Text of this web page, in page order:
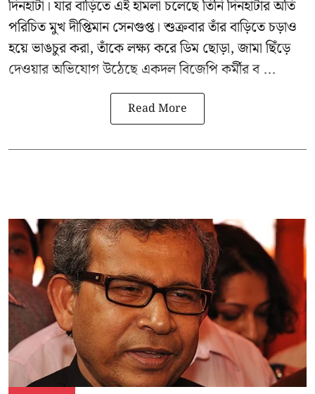
দিনহাটা। যার বাড়িতে এই হামলা চলেছে তিনি দিনহাটার অতি
পরিচিত মুখদীপ্তিমান সেনগুপ্ত।শুক্রবার তাঁর বাড়িতে চড়াও
হয়ে ভাঙচুর করা, তাঁকে লক্ষ্য করে ডিম ছোড়া, জামা ছিঁড়ে
দেওয়ার অভিযোগ উঠেছে একদল বিজেপি কর্মীর ব ...
Read More